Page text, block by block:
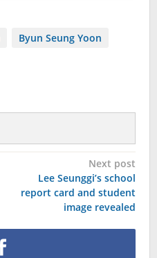
Byun Seung Yoon
Next post
Lee Seunggi’s school
report card and student
image revealed